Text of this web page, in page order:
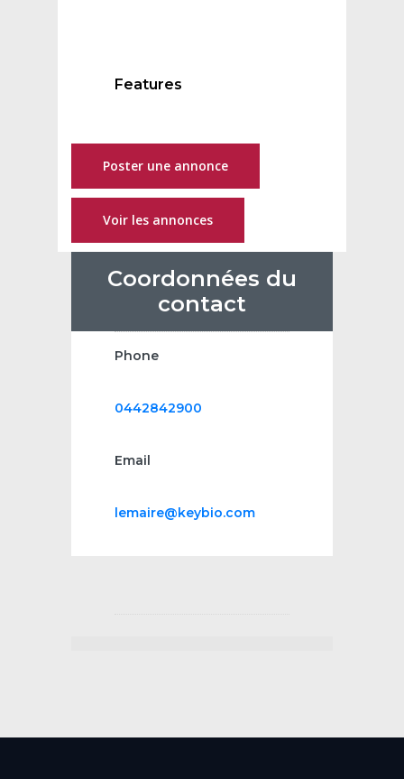
Features
Poster une annonce
Voir les annonces
Coordonnées du
contact
Phone
0442842900
Email
lemaire@keybio.com